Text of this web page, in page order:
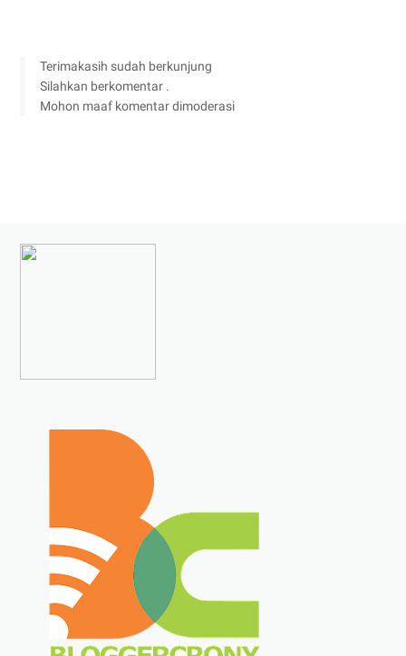
Terimakasih sudah berkunjung
Silahkan berkomentar .
Mohon maaf komentar dimoderasi